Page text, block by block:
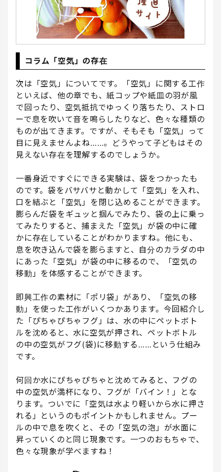
コラム「空気」の存在
次は「空気」についてです。「空気」に関する工作
といえば、他の章でも、紙コップや紙皿の羽が風
で回ったり、空気抵抗でゆっくり落ちたり、ストロ
ーで息を吹いて音を鳴らしたりなど、色々な種類の
ものが出てきます。ですが、そもそも「空気」って
目に見えませんよね……。どうやって子どもはその
見えない存在を理解するのでしょうか。
一番身近ですぐにできる実験は、袋をつかったも
のです。袋をバサバサと動かして「空気」を入れ、
口を結ぶと「空気」を閉じ込めることができます。
膨らんだ袋をギュッと掴んでみたり、袋の上に乗っ
てみたりすると、捕まえた「空気」が袋の中に確
かに存在していることがわかりますね。他にも、
息を吹き込んで袋を膨らますと、自分のカラダの中
にあった「空気」が袋の中に移るので、「空気の
移動」を体感することができます。
即興工作の素材に「ポリ袋」があり、「空気の移
動」を使った工作がいくつかあります。今回紹介し
た「ぴちゃぴちゃフグ」は、水の中にペットボト
ルを沈めると、水に空気が押され、ペットボトル
の中の空気がフグ(袋)に移動する……という仕組み
です。
何回か水にぴちゃぴちゃと沈めてみると、フグの
中の空気が満杯になり、フグが「バイン！」とな
ります。ついでに「空気は水より軽いから水に押さ
れる」というのもポイントかもしれません。プー
ルの中で息を吹くと、その「空気の泡」が水面に
昇っていくのと同じ現象です。一つのおもちゃで、
色々な現象が学べますね！